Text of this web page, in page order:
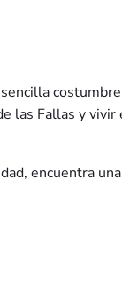
las Fallas y
encuentra